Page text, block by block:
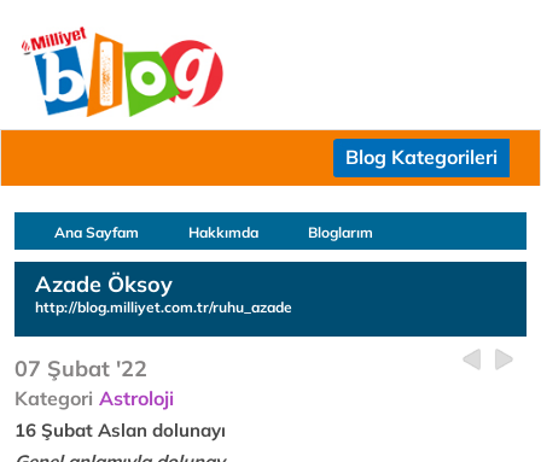
Blog Kategorileri
Ana Sayfam Hakkımda Bloglarım
Azade Öksoy
http://blog.milliyet.com.tr/ruhu_azade
07 Şubat '22
Kategori Astroloji
16 Şubat Aslan dolunayı